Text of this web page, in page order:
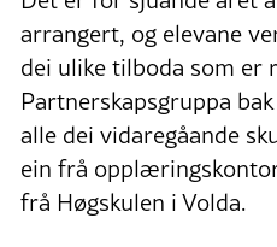
arrangert, og elevane
dei ulike tilboda som er
Partnerskapsgruppa
alle dei vidaregåande
ein frå
frå Høgskulen i Volda.